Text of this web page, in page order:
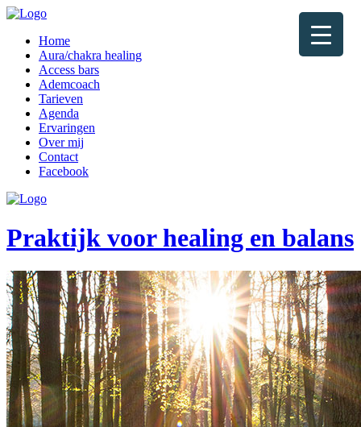
Home
Aura/chakra healing
Access bars
Ademcoach
Tarieven
Agenda
Ervaringen
Over mij
Contact
Facebook
Praktijk voor healing en balans